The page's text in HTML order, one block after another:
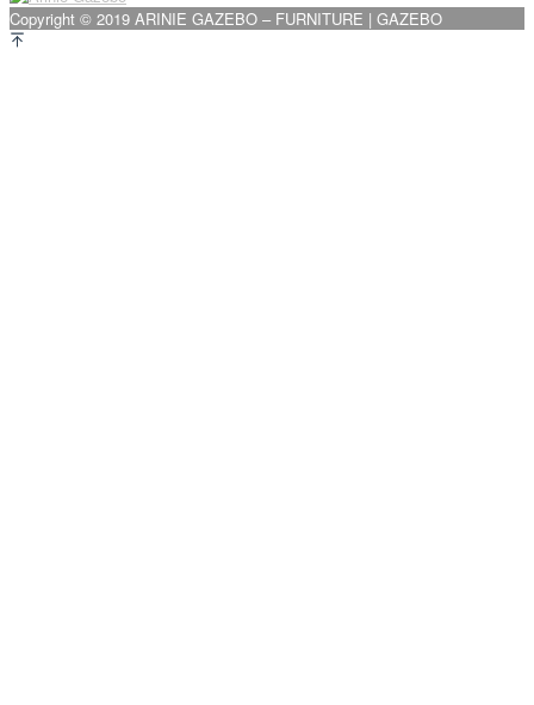
Copyright © 2019 ARINIE GAZEBO – FURNITURE | GAZEBO